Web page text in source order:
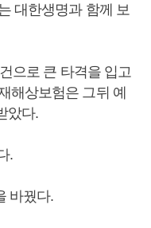
대한생명과 함께 보
으로 큰 타격을 입고
해상보험은 그뒤 예
았다.
.
바꿨다.